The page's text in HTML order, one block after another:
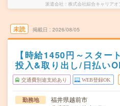
派遣会社 株式会社綜合キャリア
未読 掲載日 2026/08/05
【時給1450円～スター
投入&取り出し/日払い
交通費別途支給あり WEB登録OK
勤務地
福井県越前市